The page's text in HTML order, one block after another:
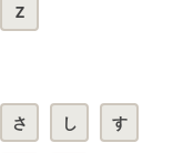
Z
さ し す